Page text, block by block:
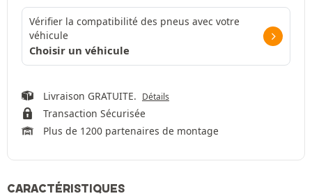
Vérifier la compatibilité des pneus avec votre
véhicule
Choisir un véhicule
Livraison GRATUITE. Détails
Transaction Sécurisée
Plus de 1200 partenaires de montage
CARACTÉRISTIQUES